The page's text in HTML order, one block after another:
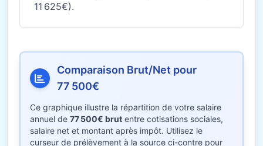
11 625€).
Comparaison Brut/Net pour
77 500€
Ce graphique illustre la répartition de votre salaire
annuel de 77 500€ brut entre cotisations sociales,
salaire net et montant après impôt. Utilisez le
curseur de prélèvement à la source ci-contre pour